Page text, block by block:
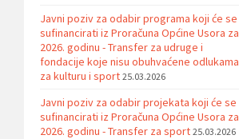
Javni poziv za odabir programa koji će se
sufinancirati iz Proračuna Općine Usora za
2026. godinu - Transfer za udruge i
fondacije koje nisu obuhvaćene odlukama
za kulturu i sport 25.03.2026
Javni poziv za odabir projekata koji će se
sufinancirati iz Proračuna Općine Usora za
2026. godinu - Transfer za sport 25.03.2026